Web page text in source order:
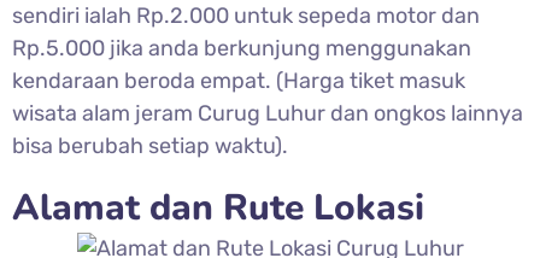
sendiri ialah Rp.2.000 untuk sepeda motor dan
Rp.5.000 jika anda berkunjung menggunakan
kendaraan beroda empat. (Harga tiket masuk
wisata alam jeram Curug Luhur dan ongkos lainnya
bisa berubah setiap waktu).
Alamat dan Rute Lokasi